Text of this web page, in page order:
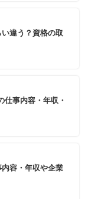
違う？資格の取
仕事内容・年収・
容・年収や企業